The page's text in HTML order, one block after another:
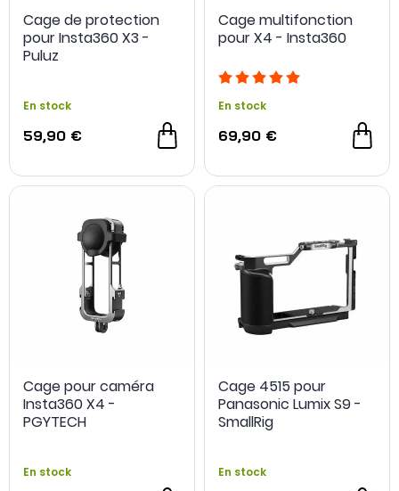
Cage de protection
pour Insta360 X3 -
Puluz
En stock
59,90 €
Cage multifonction
pour X4 - Insta360
En stock
69,90 €
Cage pour caméra
Insta360 X4 -
PGYTECH
En stock
Cage 4515 pour
Panasonic Lumix S9 -
SmallRig
En stock